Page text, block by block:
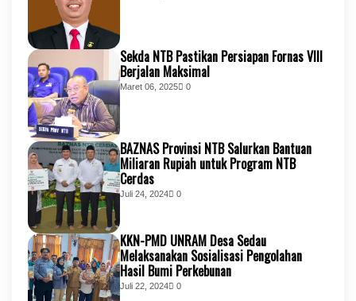
Sekda NTB Pastikan Persiapan Fornas VIII
Berjalan Maksimal
Maret 06, 2025 0
BAZNAS Provinsi NTB Salurkan Bantuan
Miliaran Rupiah untuk Program NTB
Cerdas
Juli 24, 2024 0
KKN-PMD UNRAM Desa Sedau
Melaksanakan Sosialisasi Pengolahan
Hasil Bumi Perkebunan
Juli 22, 2024 0